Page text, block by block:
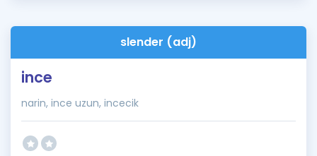
İngilizce Gramer
slender (adj)
ince
narin, ince uzun, incecik